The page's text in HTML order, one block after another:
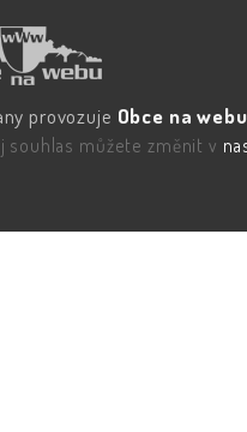
provozuje Obce na
souhlas můžete změnit v